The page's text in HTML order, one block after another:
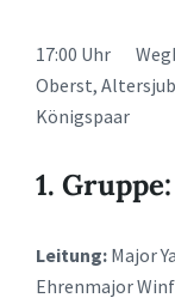
17:00 Uhr
Oberst,
Königspaar
1. Gruppe:
Leitung: Major
Ehrenmajor